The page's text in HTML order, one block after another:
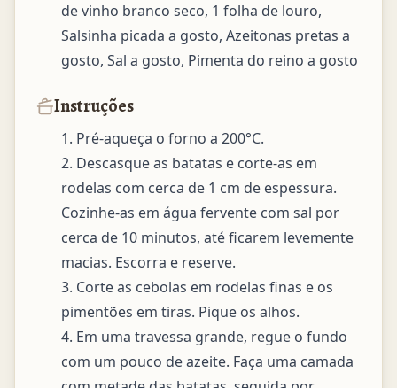
de vinho branco seco, 1 folha de louro,
Salsinha picada a gosto, Azeitonas pretas a
gosto, Sal a gosto, Pimenta do reino a gosto
Instruções
1. Pré-aqueça o forno a 200°C.
2. Descasque as batatas e corte-as em
rodelas com cerca de 1 cm de espessura.
Cozinhe-as em água fervente com sal por
cerca de 10 minutos, até ficarem levemente
macias. Escorra e reserve.
3. Corte as cebolas em rodelas finas e os
pimentões em tiras. Pique os alhos.
4. Em uma travessa grande, regue o fundo
com um pouco de azeite. Faça uma camada